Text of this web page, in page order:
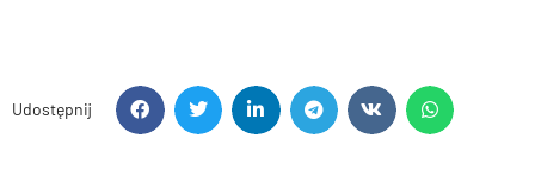
Udostępnij